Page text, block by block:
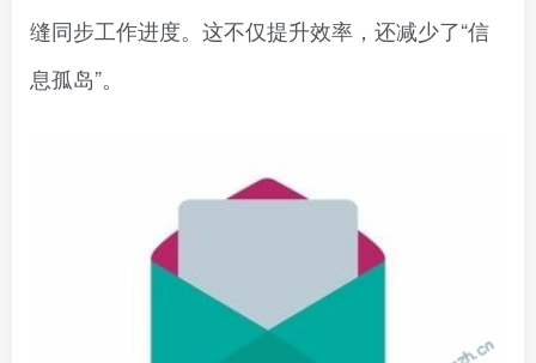
缝同步工作进度。这不仅提升效率，还减少了“信
息孤岛”。